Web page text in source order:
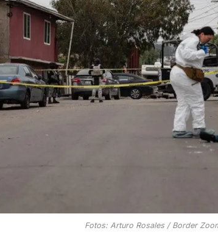
Fotos: Arturo Rosales / Border